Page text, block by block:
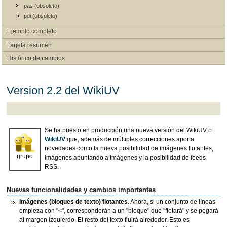
pas (obsoleto)
pdi (obsoleto)
Ejemplo completo
Tarjeta resumen
Histórico de cambios
Version 2.2 del WikiUV
grupo
Se ha puesto en producción una nueva versión del WikiUV o
WikiUVque, además de múltiples correcciones aporta
novedades como la nueva posibilidad de imágenes flotantes,
imágenes apuntando a imágenes y la posibilidad de feeds
RSS.
Nuevas funcionalidades y cambios importantes
Imágenes (bloques de texto) flotantes. Ahora, si un conjunto de líneas
empieza con "<", corresponderán a un "bloque" que "flotará" y se pegará
al margen izquierdo. El resto del texto fluirá alrededor. Esto es